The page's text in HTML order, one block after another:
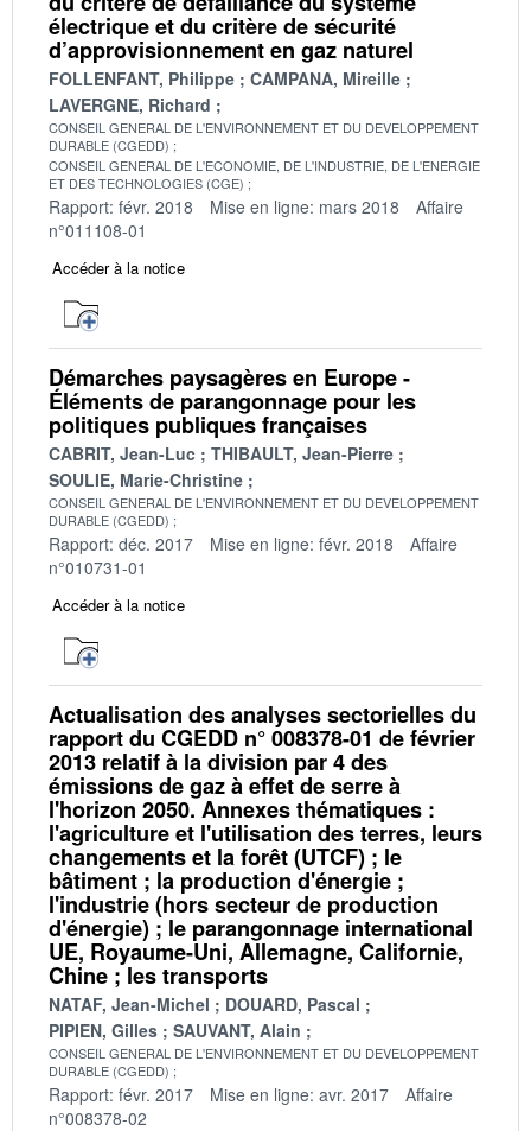
électrique et du critère de sécurité
d’approvisionnement en gaz naturel
FOLLENFANT, Philippe
CAMPANA, Mireille
LAVERGNE, Richard
CONSEIL GENERAL DE L'ENVIRONNEMENT ET DU DEVELOPPEMENT
DURABLE (CGEDD)
CONSEIL GENERAL DE L'ECONOMIE, DE L'INDUSTRIE, DE L'ENERGIE
ET DES TECHNOLOGIES (CGE)
Rapport: févr. 2018 Mise en ligne: mars 2018
Affaire
n°011108-01
Accéder à la notice
Démarches paysagères en Europe -
Éléments de parangonnage pour les
politiques publiques françaises
CABRIT, Jean-Luc
THIBAULT, Jean-Pierre
SOULIE, Marie-Christine
CONSEIL GENERAL DE L'ENVIRONNEMENT ET DU DEVELOPPEMENT
DURABLE (CGEDD)
Rapport: déc. 2017 Mise en ligne: févr. 2018
Affaire
n°010731-01
Accéder à la notice
Actualisation des analyses sectorielles du
rapport du CGEDD n° 008378-01 de février
2013 relatif à la division par 4 des
émissions de gaz à effet de serre à
l'horizon 2050. Annexes thématiques :
l'agriculture et l'utilisation des terres, leurs
changements et la forêt (UTCF) ; le
bâtiment ; la production d'énergie ;
l'industrie (hors secteur de production
d'énergie) ; le parangonnage international
UE, Royaume-Uni, Allemagne, Californie,
Chine ; les transports
NATAF, Jean-Michel
DOUARD, Pascal
PIPIEN, Gilles
SAUVANT, Alain
CONSEIL GENERAL DE L'ENVIRONNEMENT ET DU DEVELOPPEMENT
DURABLE (CGEDD)
Rapport: févr. 2017 Mise en ligne: avr. 2017
Affaire
n°008378-02